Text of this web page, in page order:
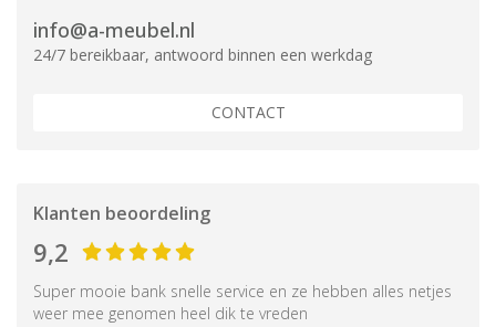
info@a-meubel.nl
24/7 bereikbaar, antwoord binnen een werkdag
CONTACT
Klanten beoordeling
9,2
Super mooie bank snelle service en ze hebben alles netjes
weer mee genomen heel dik te vreden